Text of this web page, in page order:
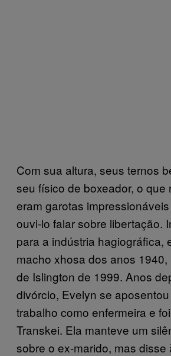
Com sua altura, seus ternos
seu físico de boxeador, o que
eram garotas
ouvi-lo falar sobre libertação.
para a indústria hagiográfica,
macho xhosa dos anos 1940,
de Islington de 1999. Anos
divórcio, Evelyn se
trabalho como enfermeira e
Transkei. Ela manteve um
sobre o ex-marido, mas disse